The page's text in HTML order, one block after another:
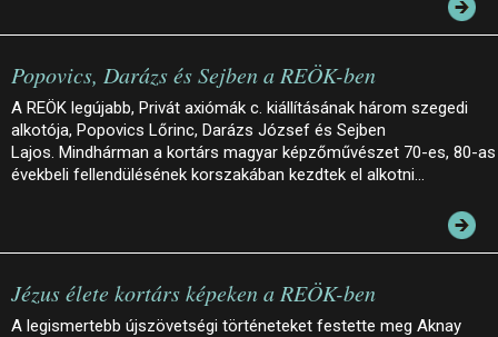
Popovics, Darázs és Sejben a REÖK-ben
A REÖK legújabb, Privát axiómák c. kiállításának három szegedi
alkotója, Popovics Lőrinc, Darázs József és Sejben
Lajos. Mindhárman a kortárs magyar képzőművészet 70-es, 80-as
évekbeli fellendülésének korszakában kezdtek el alkotni…
Jézus élete kortárs képeken a REÖK-ben
A legismertebb újszövetségi történeteket festette meg Aknay